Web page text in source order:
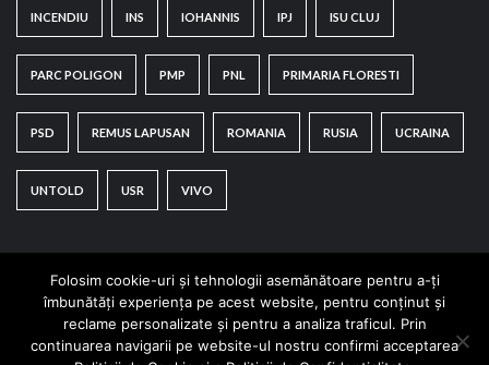
INCENDIU INS IOHANNIS IPJ ISU CLUJ
PARC POLIGON PMP PNL PRIMARIA FLORESTI
PSD REMUS LAPUSAN ROMANIA RUSIA UCRAINA
UNTOLD USR VIVO
Folosim cookie-uri și tehnologii asemănătoare pentru a-ți
îmbunătăți experiența pe acest website, pentru conținut și
reclame personalizate și pentru a analiza traficul. Prin
continuarea navigarii pe website-ul nostru confirmi acceptarea